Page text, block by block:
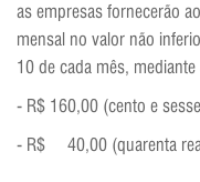
as empresas fornecerão
mensal no valor não
10 de cada mês,
- R$ 160,00 (cento e
- R$ 40,00 (quarenta